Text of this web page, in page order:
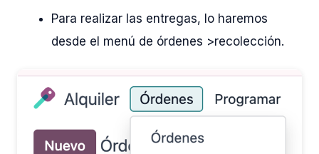
Para realizar las entregas, lo haremos
desde el menú de órdenes >recolección.